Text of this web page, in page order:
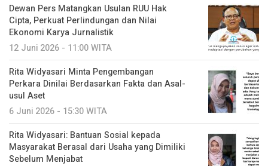
Dewan Pers Matangkan Usulan RUU Hak
Cipta, Perkuat Perlindungan dan Nilai
Ekonomi Karya Jurnalistik
12 Juni 2026 - 11:00 WITA
Rita Widyasari Minta Pengembangan
Perkara Dinilai Berdasarkan Fakta dan Asal-
usul Aset
6 Juni 2026 - 15:30 WITA
Rita Widyasari: Bantuan Sosial kepada
Masyarakat Berasal dari Usaha yang Dimiliki
Sebelum Menjabat